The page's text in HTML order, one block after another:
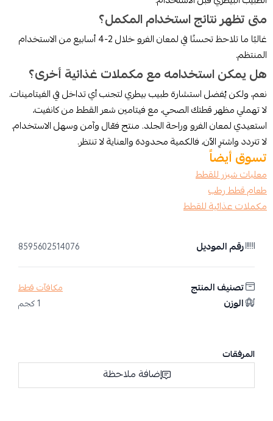
متى تظهر نتائج استخدام المكمل؟
غالبًا ما تلاحظ تحسنًا في لمعان الفرو خلال 2-4 أسابيع من الاستخدام
المنتظم.
هل يمكن استخدامه مع مكملات غذائية أخرى؟
نعم، ولكن يُفضل استشارة طبيب بيطري لتجنب أي تداخل في الفيتامينات.
لا تهملي مظهر قطتك الصحي، مع فيتامين شعر القطط من كانفيت،
استعيدي لمعان الفرو وراحة الجلد. منتج فعّال وآمن وسهل الاستخدام.
لا تتردد واشترِ الآن، فالكمية محدودة والعناية لا تنتظر.
تسوق أيضاً
معلبات شيزر للقطط
طعام قطط رطب
مكملات عذائية للقطط
رقم الموديل 8595602514076
تصنيف المنتج مكافآت قطط
الوزن 1 كجم
المرفقات
إضافة ملاحظة